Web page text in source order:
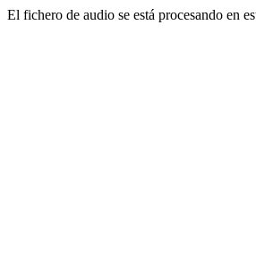
El fichero de audio se está procesando en